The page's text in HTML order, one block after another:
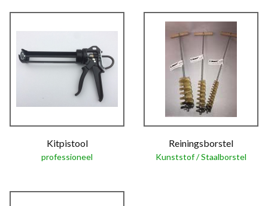
Kitpistool
professioneel
Reiningsborstel
Kunststof / Staalborstel